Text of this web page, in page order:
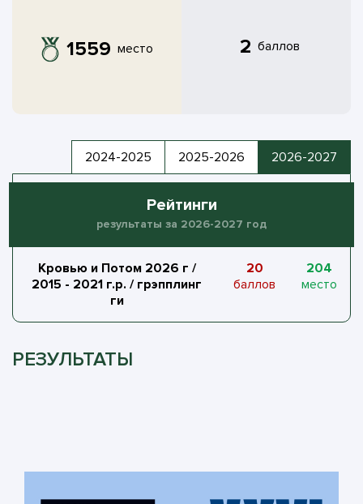
1559 место 2 баллов
2024-2025 2025-2026 2026-2027
Рейтинги
результаты за 2026-2027 год
Кровью и Потом 2026 г /
2015 - 2021 г.р. / грэпплинг
ги
20
баллов
204
место
РЕЗУЛЬТАТЫ